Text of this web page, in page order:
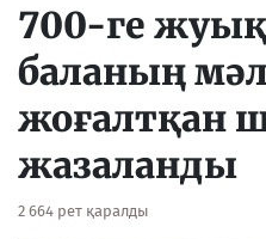
700-ге
баланың
жоғалтқан
жазаланды
2 664 рет қаралды